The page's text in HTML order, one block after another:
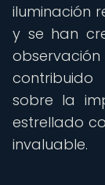
iluminación
y se han
sobre la
estrellado
invaluable.